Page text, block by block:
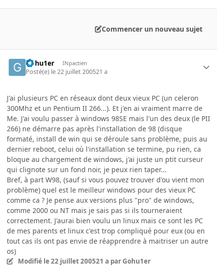
Commencer un nouveau sujet
Gohu1er INpactien
Posté(e) le 22 juillet 200521 a
J'ai plusieurs PC en réseaux dont deux vieux PC (un celeron
300Mhz et un Pentium II 266...). Et j'en ai vraiment marre de
Me. J'ai voulu passer à windows 98SE mais l'un des deux (le PII
266) ne démarre pas après l'installation de 98 (disque
formaté, install de win qui se déroule sans problème, puis au
dernier reboot, celui où l'installation se termine, pu rien, ca
bloque au chargement de windows, j'ai juste un ptit curseur
qui clignote sur un fond noir, je peux rien taper...
Bref, à part W98, (sauf si vous pouvez trouver d'ou vient mon
problème) quel est le meilleur windows pour des vieux PC
comme ca ? Je pense aux versions plus "pro" de windows,
comme 2000 ou NT mais je sais pas si ils tourneraient
correctement. J'aurai bien voulu un linux mais ce sont les PC
de mes parents et linux c'est trop compliqué pour eux (ou en
tout cas ils ont pas envie de réapprendre à maitriser un autre
os)
Modifié le 22 juillet 200521 a par Gohu1er